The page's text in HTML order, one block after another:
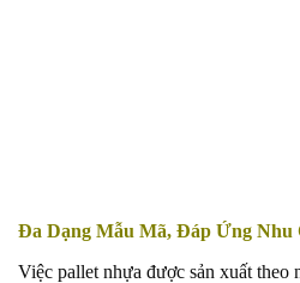
Đa Dạng Mẫu Mã, Đáp Ứng Nhu
Việc pallet nhựa được sản xuất theo